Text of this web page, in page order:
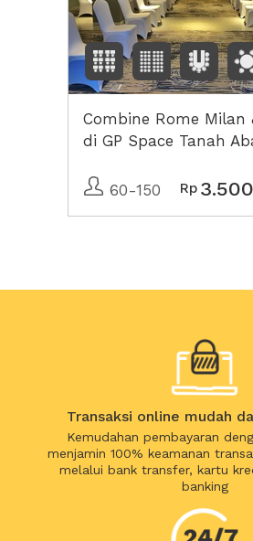
Combine Rome Milan
di GP Space Tanah
60-150 Rp
Transaksi online mudah
Kemudahan pembayaran
menjamin 100% keamanan
melalui bank transfer, kartu
banking